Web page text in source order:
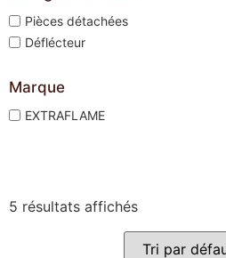
Pièces détachées
Déflécteur
Marque
EXTRAFLAME
5 résultats affichés